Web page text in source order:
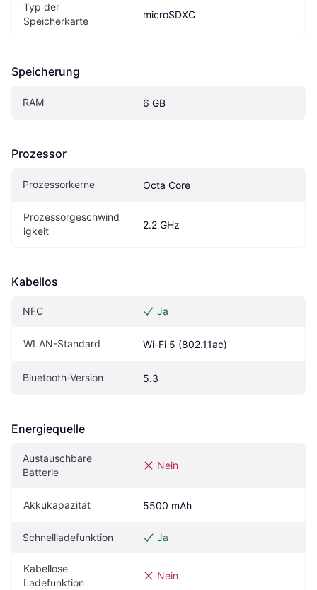
Typ der
Speicherkarte
microSDXC
Speicherung
RAM 6 GB
Prozessor
Prozessorkerne Octa Core
Prozessorgeschwind
igkeit
2.2 GHz
Kabellos
NFC Ja
WLAN-Standard Wi-Fi 5 (802.11ac)
Bluetooth-Version 5.3
Energiequelle
Austauschbare
Batterie
Nein
Akkukapazität 5500 mAh
Schnellladefunktion Ja
Kabellose
Ladefunktion
Nein